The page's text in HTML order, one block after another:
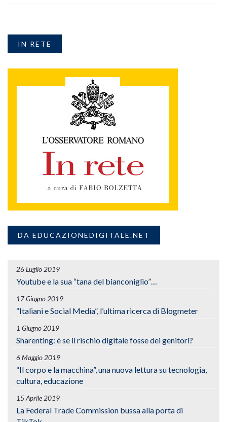
IN RETE
DA EDUCAZIONEDIGITALE.NET
26 Luglio 2019
Youtube e la sua “tana del bianconiglio”…
17 Giugno 2019
“Italiani e Social Media”, l’ultima ricerca di Blogmeter
1 Giugno 2019
Sharenting: è se il rischio digitale fosse dei genitori?
6 Maggio 2019
“Il corpo e la macchina”, una nuova lettura su tecnologia,
cultura, educazione
15 Aprile 2019
La Federal Trade Commission bussa alla porta di